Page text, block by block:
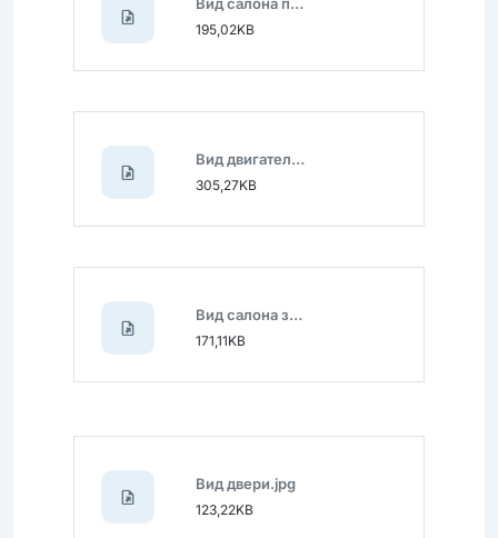
195,02KB
Вид двигателя.jpg
305,27KB
Вид салона задний.jpg
171,11KB
Вид двери.jpg
123,22KB